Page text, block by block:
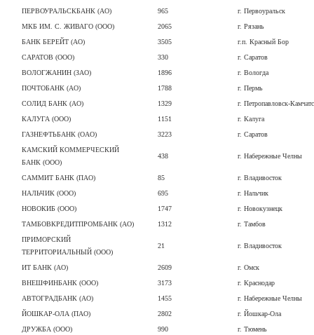
ПЕРВОУРАЛЬСКБАНК (АО)
965
г. Первоуральск
МКБ ИМ. С. ЖИВАГО (ООО)
2065
г. Рязань
БАНК БЕРЕЙТ (АО)
3505
г.п. Красный Бор
САРАТОВ (ООО)
330
г. Саратов
ВОЛОГЖАНИН (ЗАО)
1896
г. Вологда
ПОЧТОБАНК (АО)
1788
г. Пермь
СОЛИД БАНК (АО)
1329
г. Петропавловск-
КАЛУГА (ООО)
1151
г. Калуга
ГАЗНЕФТЬБАНК (ОАО)
3223
г. Саратов
КАМСКИЙ КОММЕРЧЕСКИЙ
БАНК (ООО)
438 г. Набережные Челны
САММИТ БАНК (ПАО) 85
г. Владивосток
НАЛЬЧИК (ООО)
695
г. Нальчик
НОВОКИБ (ООО)
1747
г. Новокузнецк
ТАМБОВКРЕДИТПРОМБАНК (АО)
1312
г. Тамбов
ПРИМОРСКИЙ
ТЕРРИТОРИАЛЬНЫЙ (ООО)
21 г. Владивосток
ИТ БАНК (АО) 2609
г. Омск
ВНЕШФИНБАНК (ООО)
3173
г. Краснодар
АВТОГРАДБАНК (АО)
1455
г. Набережные Челны
ЙОШКАР-ОЛА (ПАО)
2802
г. Йошкар-Ола
ДРУЖБА (ООО)
990
г. Тюмень